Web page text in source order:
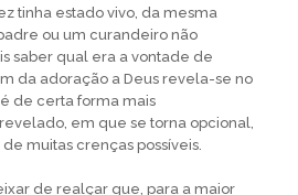
tinha estado vivo, da mesma
ou um curandeiro não
saber qual era a vontade de
da adoração a Deus revela-se no
de certa forma mais
em que se torna opcional,
muitas crenças possíveis.
de realçar que, para a maior